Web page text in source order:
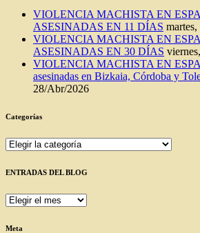
VIOLENCIA MACHISTA EN
ASESINADAS EN 11 DÍAS
VIOLENCIA MACHISTA EN
ASESINADAS EN 30 DÍAS
VIOLENCIA MACHISTA EN
asesinadas en Bizkaia, Córdoba y
28/Abr/2026
Categorías
Categorías
ENTRADAS DEL BLOG
ENTRADAS
BLOG
Meta